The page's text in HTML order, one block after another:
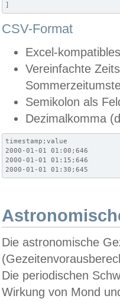
]
CSV-Format
Excel-
Vereinfachte
Semikolon als
Dezimalkomma
timestamp;value
2000-01-01 01:00;646
2000-01-01 01:15;646
2000-01-01 01:30;645
Die astronomische
Die periodischen
Wirkung von Mond